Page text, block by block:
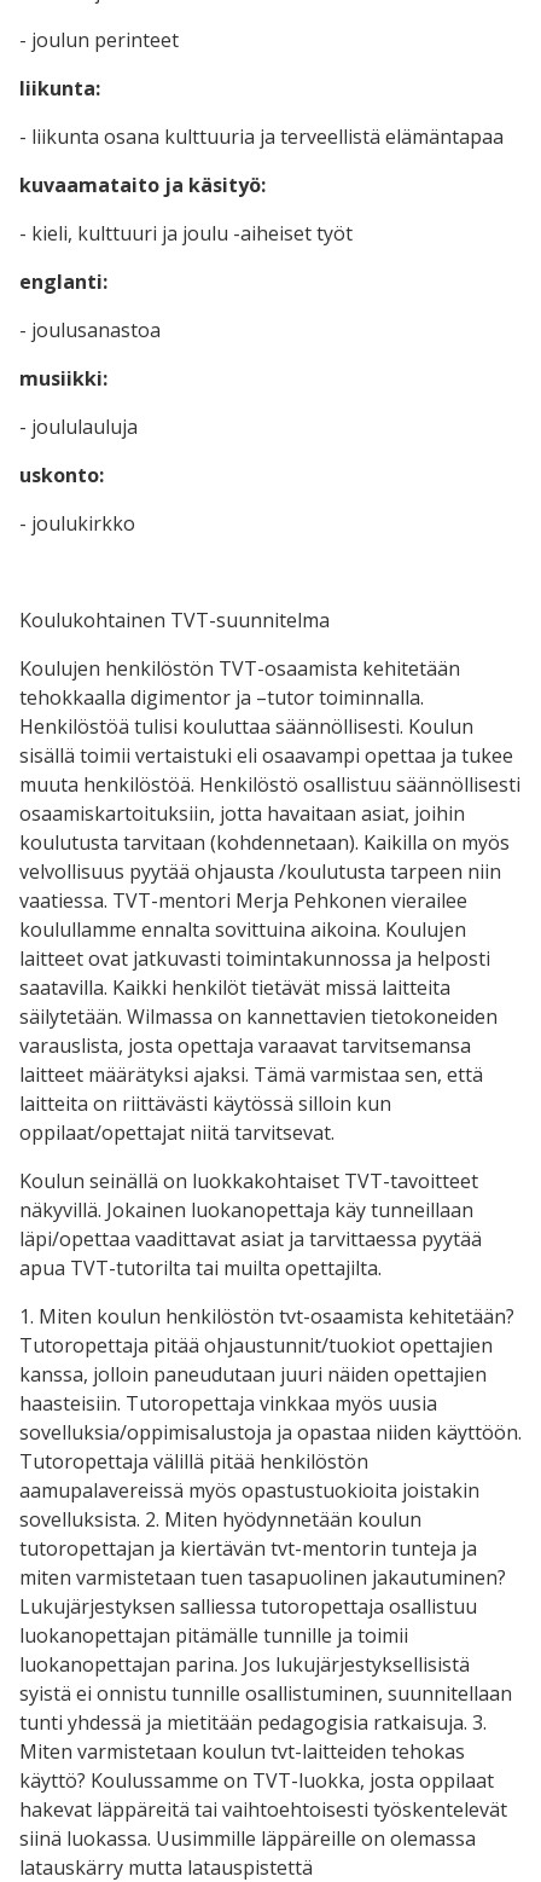
- joulun perinteet
liikunta:
- liikunta osana kulttuuria ja terveellistä elämäntapaa
kuvaamataito ja käsityö:
- kieli, kulttuuri ja joulu -aiheiset työt
englanti:
- joulusanastoa
musiikki:
- joululauluja
uskonto:
- joulukirkko
Koulukohtainen TVT-suunnitelma
Koulujen henkilöstön TVT-osaamista kehitetään
tehokkaalla digimentor ja –tutor toiminnalla.
Henkilöstöä tulisi kouluttaa säännöllisesti. Koulun
sisällä toimii vertaistuki eli osaavampi opettaa ja tukee
muuta henkilöstöä. Henkilöstö osallistuu säännöllisesti
osaamiskartoituksiin, jotta havaitaan asiat, joihin
koulutusta tarvitaan (kohdennetaan). Kaikilla on myös
velvollisuus pyytää ohjausta /koulutusta tarpeen niin
vaatiessa. TVT-mentori Merja Pehkonen vierailee
koulullamme ennalta sovittuina aikoina. Koulujen
laitteet ovat jatkuvasti toimintakunnossa ja helposti
saatavilla. Kaikki henkilöt tietävät missä laitteita
säilytetään. Wilmassa on kannettavien tietokoneiden
varauslista, josta opettaja varaavat tarvitsemansa
laitteet määrätyksi ajaksi. Tämä varmistaa sen, että
laitteita on riittävästi käytössä silloin kun
oppilaat/opettajat niitä tarvitsevat.
Koulun seinällä on luokkakohtaiset TVT-tavoitteet
näkyvillä. Jokainen luokanopettaja käy tunneillaan
läpi/opettaa vaadittavat asiat ja tarvittaessa pyytää
apua TVT-tutorilta tai muilta opettajilta.
1. Miten koulun henkilöstön tvt-osaamista kehitetään?
Tutoropettaja pitää ohjaustunnit/tuokiot opettajien
kanssa, jolloin paneudutaan juuri näiden opettajien
haasteisiin. Tutoropettaja vinkkaa myös uusia
sovelluksia/oppimisalustoja ja opastaa niiden käyttöön.
Tutoropettaja välillä pitää henkilöstön
aamupalavereissä myös opastustuokioita joistakin
sovelluksista. 2. Miten hyödynnetään koulun
tutoropettajan ja kiertävän tvt-mentorin tunteja ja
miten varmistetaan tuen tasapuolinen jakautuminen?
Lukujärjestyksen salliessa tutoropettaja osallistuu
luokanopettajan pitämälle tunnille ja toimii
luokanopettajan parina. Jos lukujärjestyksellisistä
syistä ei onnistu tunnille osallistuminen, suunnitellaan
tunti yhdessä ja mietitään pedagogisia ratkaisuja. 3.
Miten varmistetaan koulun tvt-laitteiden tehokas
käyttö? Koulussamme on TVT-luokka, josta oppilaat
hakevat läppäreitä tai vaihtoehtoisesti työskentelevät
siinä luokassa. Uusimmille läppäreille on olemassa
latauskärry mutta latauspistettä